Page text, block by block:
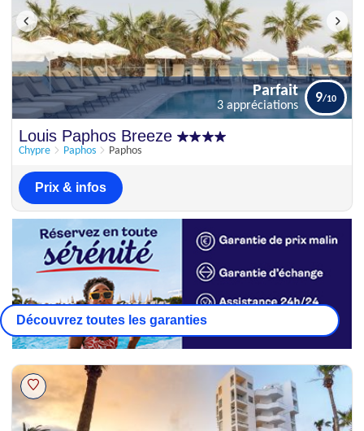
Louis Paphos Breeze
Chypre Paphos Paphos
Parfait
3 appréciations
9
Prix & infos
Découvrez toutes les garanties